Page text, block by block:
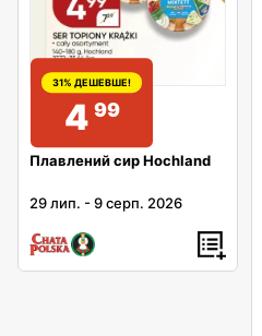
31% ДЕШЕВШЕ!
4 99
Плавлений сир Hochland
29 лип. -9 серп. 2026